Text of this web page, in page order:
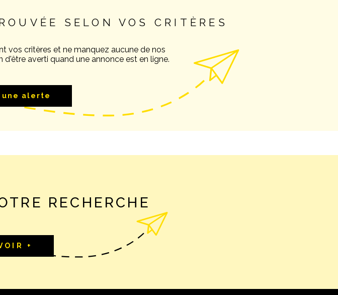
SELON VOS CRITÈRES
vos critères et ne manquez aucune de nos
averti quand une annonce est en ligne.
une alerte
RECHERCHE
+